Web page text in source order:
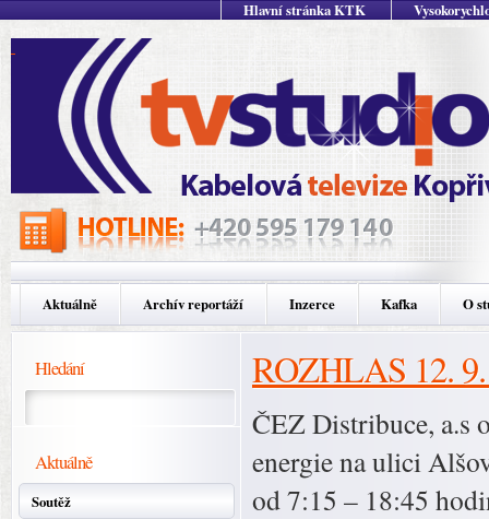
Hlavní stránka KTK
Aktuálně Archív reportáží Inzerce Kafka O
Hledání
Aktuálně
Soutěž
ROZHLAS 12.
ČEZ Distribuce, a.s
energie na ulici
od 7:15 – 18:45